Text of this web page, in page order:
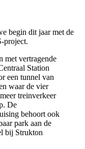
begin dit jaar met de
project.
met vertragende
Station
een tunnel van
waar de vier
treinverkeer
De
behoort ook
park aan de
bij Strukton